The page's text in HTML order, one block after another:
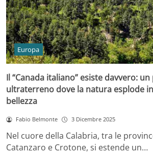
Europa
Il “Canada italiano” esiste davvero:
ultraterreno dove la natura esplode
bellezza
Fabio Belmonte 3 Dicembre 2025
Nel cuore della Calabria, tra le
Catanzaro e Crotone, si estende un…